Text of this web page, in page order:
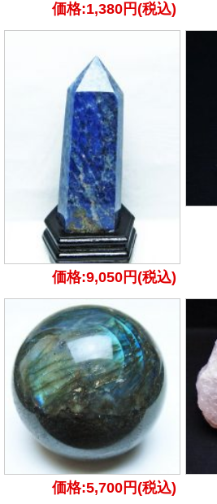
価格:1,380円(税込)
価格:9,050円(税込)
価格:5,700円(税込)